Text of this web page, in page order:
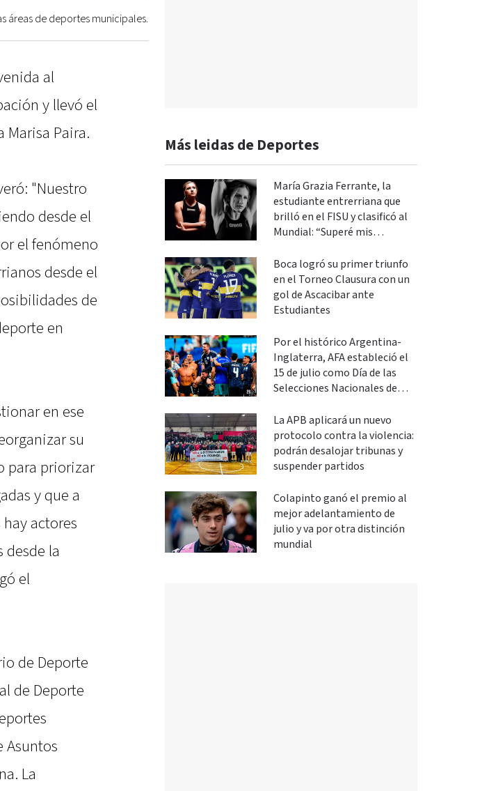
áreas de deportes municipales.
al
y llevó el
Paira.
"Nuestro
desde el
el fenómeno
desde el
de
en
en ese
su
para priorizar
y que a
actores
la
el
de Deporte
de Deporte
Asuntos
La
Más leidas de Deportes
María Grazia Ferrante, la
estudiante entrerriana que
brilló en el FISU y clasificó al
Mundial: “Superé mis
Boca logró su primer triunfo
en el Torneo Clausura con un
gol de Ascacibar ante
Estudiantes
Por el histórico Argentina-
Inglaterra, AFA estableció el
15 de julio como Día de las
Selecciones Nacionales de
La APB aplicará un nuevo
protocolo contra la violencia:
podrán desalojar tribunas y
suspender partidos
Colapinto ganó el premio al
mejor adelantamiento de
julio y va por otra distinción
mundial